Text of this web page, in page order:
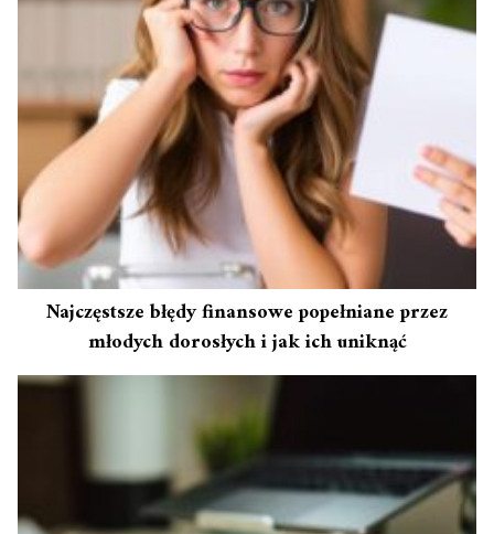
Najczęstsze błędy finansowe popełniane przez
młodych dorosłych i jak ich uniknąć